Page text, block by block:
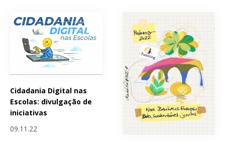
Cidadania Digital nas
Escolas: divulgação de
iniciativas
09.11.22